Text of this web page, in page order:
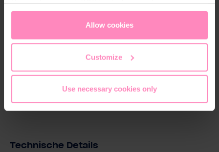
appropriate level of data protection. You canaccept all
only allow necessary cookies
access and change your chosen setting at any time in
Allow cookies
Customize
Use necessary cookies only
um Feuchtigkeit von der Haut abzuleiten. So bleibt
komfortabel. Der Steg-Stutzen verfügt über einen
elastischen Steg, der unter dem Fuß verläuft und
eine zuverlässige Fixierung im Schuh gewährleistet.
bei schnellen Bewegungen und intensiven
Aktivitäten auf dem Spielfeld.
Technische Details